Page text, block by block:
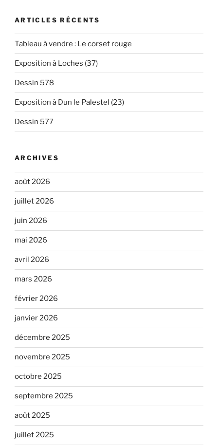
ARTICLES RÉCENTS
Tableau à vendre : Le corset rouge
Exposition à Loches (37)
Dessin 578
Exposition à Dun le Palestel (23)
Dessin 577
ARCHIVES
août 2026
juillet 2026
juin 2026
mai 2026
avril 2026
mars 2026
février 2026
janvier 2026
décembre 2025
novembre 2025
octobre 2025
septembre 2025
août 2025
juillet 2025